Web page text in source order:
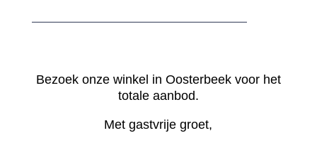
Bezoek onze winkel in Oosterbeek voor het
totale aanbod.
Met gastvrije groet,